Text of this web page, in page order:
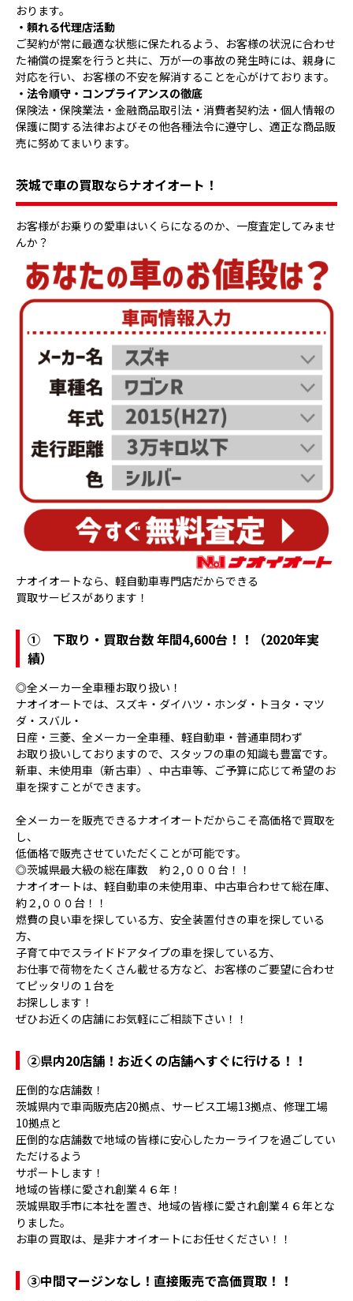
おります。
・頼れる代理店活動
ご契約が常に最適な状態に保たれるよう、お客様の状況に合わせ
た補償の提案を行うと共に、万が一の事故の発生時には、親身に
対応を行い、お客様の不安を解消することを心がけております。
・法令順守・コンプライアンスの徹底
保険法・保険業法・金融商品取引法・消費者契約法・個人情報の
保護に関する法律およびその他各種法令に遵守し、適正な商品販
売に努めてまいります。
茨城で車の買取ならナオイオート！
お客様がお乗りの愛車はいくらになるのか、一度査定してみませ
んか？
ナオイオートなら、軽自動車専門店だからできる
買取サービスがあります！
① 下取り・買取台数 年間4,600台！！（2020年実
績）
◎全メーカー全車種お取り扱い！
ナオイオートでは、スズキ・ダイハツ・ホンダ・トヨタ・マツ
ダ・スバル・
日産・三菱、全メーカー全車種、軽自動車・普通車問わず
お取り扱いしておりますので、スタッフの車の知識も豊富です。
新車、未使用車（新古車）、中古車等、ご予算に応じて希望のお
車を探すことができます。
全メーカーを販売できるナオイオートだからこそ高価格で買取を
し、
低価格で販売させていただくことが可能です。
◎茨城県最大級の総在庫数 約２,０００台！！
ナオイオートは、軽自動車の未使用車、中古車合わせて総在庫、
約２,０００台！！
燃費の良い車を探している方、安全装置付きの車を探している
方、
子育て中でスライドドアタイプの車を探している方、
お仕事で荷物をたくさん載せる方など、お客様のご要望に合わせ
てピッタリの１台を
お探しします！
ぜひお近くの店舗にお気軽にご相談下さい！！
②県内20店舗！お近くの店舗へすぐに行ける！！
圧倒的な店舗数！
茨城県内で車両販売店20拠点、サービス工場13拠点、修理工場
10拠点と
圧倒的な店舗数で地域の皆様に安心したカーライフを過ごしてい
ただけるよう
サポートします！
地域の皆様に愛され創業４６年！
茨城県取手市に本社を置き、地域の皆様に愛され創業４６年とな
りました。
お車の買取は、是非ナオイオートにお任せください！！
③中間マージンなし！直接販売で高価買取！！